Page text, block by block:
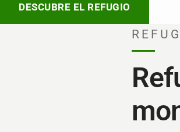
DESCUBRE EL REFUGIO